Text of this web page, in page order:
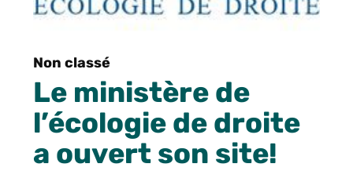
Non classé
Le ministère de
l’écologie de droite
a ouvert son site!